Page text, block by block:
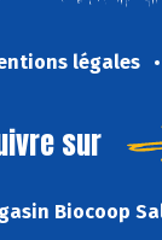
légales
sur
Biocoop